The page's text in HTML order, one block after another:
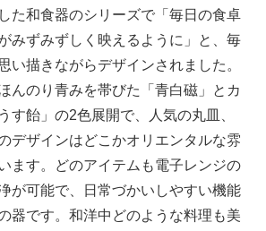
た和食器のシリーズで「毎日の食卓
みずみずしく映えるように」と、毎
い描きながらデザインされました。
んのり青みを帯びた「青白磁」とカ
す飴」の2色展開で、人気の丸皿、
デザインはどこかオリエンタルな雰
ます。どのアイテムも電子レンジの
が可能で、日常づかいしやすい機能
器です。和洋中どのような料理も美